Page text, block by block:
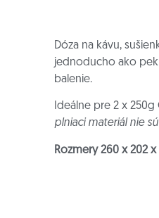
Dóza na kávu,
jednoducho ako
balenie.
Ideálne pre 2 x 250g
plniaci materiál nie
Rozmery 260 x 202